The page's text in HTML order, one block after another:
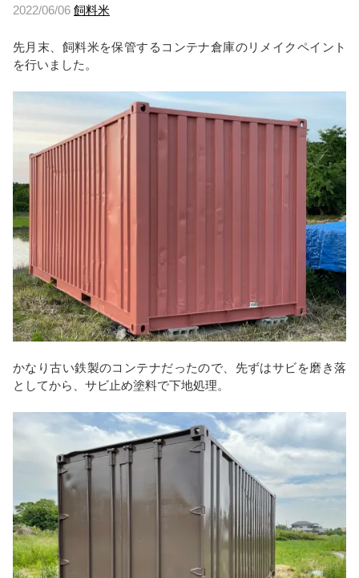
2022/06/06 飼料米
先月末、飼料米を保管するコンテナ倉庫のリメイクペイント
を行いました。
かなり古い鉄製のコンテナだったので、先ずはサビを磨き落
としてから、サビ止め塗料で下地処理。